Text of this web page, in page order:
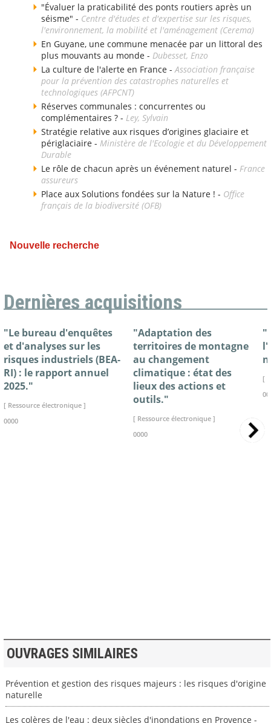
"Évaluer la praticabilité des ponts routiers après un
séisme" - Centre d'études et d'expertise sur les risques,
l'environnement, la mobilité et l'aménagement (Cerema)
En Guyane, une commune menacée par un littoral des
plus mouvants au monde - Dubesset, Enzo
La culture de l'alerte en France - Association française
pour la prévention des catastrophes naturelles et
technologiques (AFPCNT)
Réserves communales : concurrentes ou
complémentaires ? - Ley, Sylvain
Stratégie relative aux risques d’origines glaciaire et
périglaciaire - Ministère de l'Ecologie et du Développement
Durable
Le rôle de chacun après un événement naturel - France
assureurs
Place aux Solutions fondées sur la Nature ! - Office
français de la biodiversité (OFB)
Nouvelle recherche
Dernières acquisitions
"Le bureau d'enquêtes
et d'analyses sur les
risques industriels (BEA-
RI) : le rapport annuel
2025."
[ Ressource électronique ]
0000
"Adaptation des
territoires de montagne
au changement
climatique : état des
lieux des actions et
outils."
[ Ressource électronique ]
0000
[
OUVRAGES SIMILAIRES
Prévention et gestion des risques majeurs : les risques d'origine
naturelle
Les colères de l'eau : deux siècles d'inondations en Provence -